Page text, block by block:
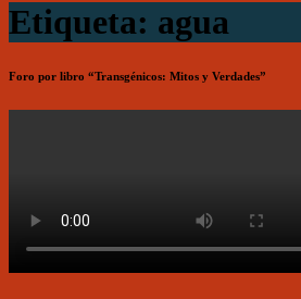
Etiqueta: agua
Foro por libro “Transgénicos: Mitos y Verdades”